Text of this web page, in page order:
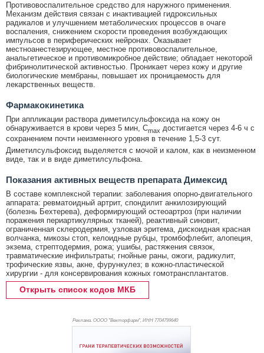
Противовоспалительное средство для наружного применения.
Механизм действия связан с инактивацией гидроксильных
радикалов и улучшением метаболических процессов в очаге
воспаления, снижением скорости проведения возбуждающих
импульсов в периферических нейронах. Оказывает
местноанестезирующее, местное противовоспалительное,
анальгетическое и противомикробное действие; обладает некоторой
фибринолитической активностью. Проникает через кожу и другие
биологические мембраны, повышает их проницаемость для
лекарственных веществ.
Фармакокинетика
При аппликации раствора диметилсульфоксида на кожу он
обнаруживается в крови через 5 мин, Cmax достигается через 4-6 ч с
сохранением почти неизменного уровня в течение 1,5-3 сут.
Диметилсульфоксид выделяется с мочой и калом, как в неизменном
виде, так и в виде диметилсульфона.
Показания активных веществ препарата Димексид
В составе комплексной терапии: заболевания опорно-двигательного
аппарата: ревматоидный артрит, спондилит анкилозирующий
(болезнь Бехтерева), деформирующий остеоартроз (при наличии
поражения периартикулярных тканей), реактивный синовит,
ограниченная склеродермия, узловая эритема, дискоидная красная
волчанка, микозы стоп, келоидные рубцы, тромбофлебит, алопеция,
экзема, стрептодермия, рожа; ушибы, растяжения связок,
травматические инфильтраты; гнойные раны, ожоги, радикулит,
трофические язвы, акне, фурункулез; в кожно-пластической
хирургии - для консервирования кожных гомотрансплантатов.
Открыть список кодов МКБ
Реклама. ОООО "Векторфарм", ИНН 7704799640